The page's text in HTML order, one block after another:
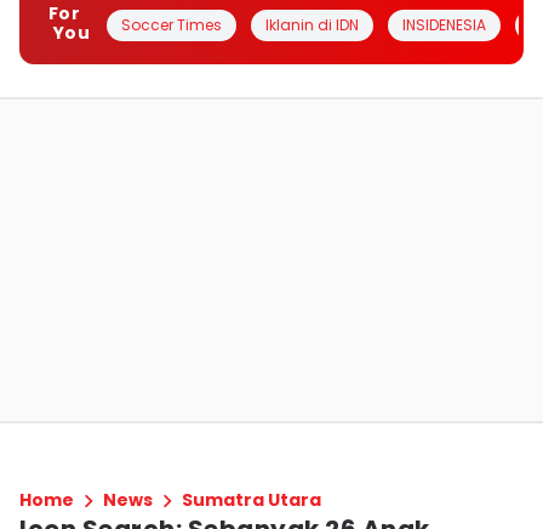
For
You
Soccer Times Iklanin di IDN INSIDENESIA
Home News Sumatra Utara